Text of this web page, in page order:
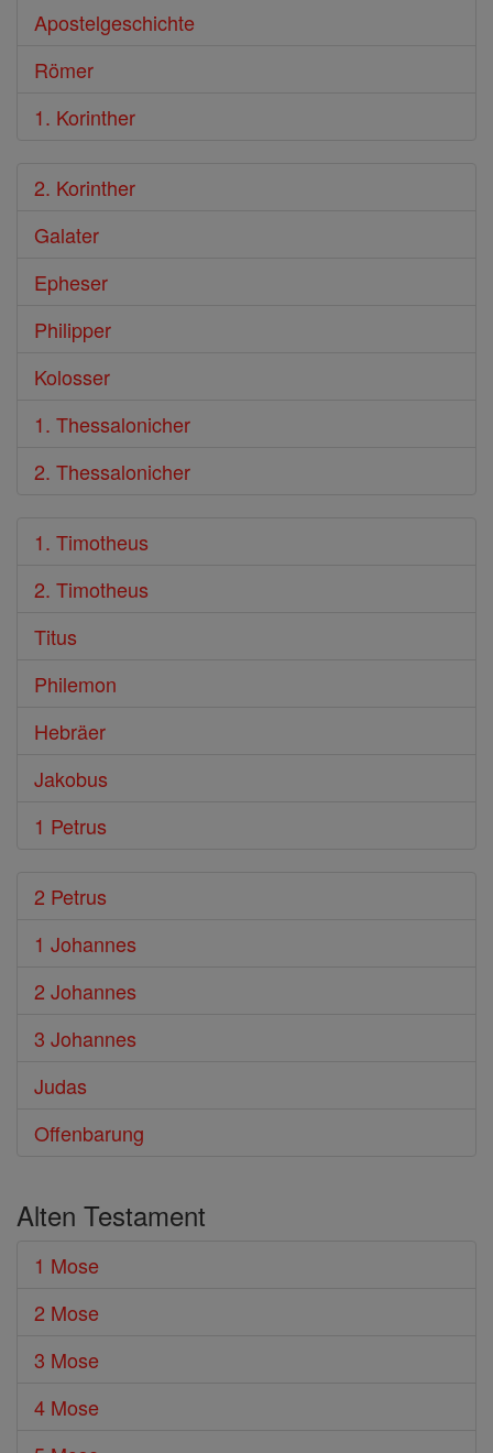
Apostelgeschichte
Römer
1. Korinther
2. Korinther
Galater
Epheser
Philipper
Kolosser
1. Thessalonicher
2. Thessalonicher
1. Timotheus
2. Timotheus
Titus
Philemon
Hebräer
Jakobus
1 Petrus
2 Petrus
1 Johannes
2 Johannes
3 Johannes
Judas
Offenbarung
Alten Testament
1 Mose
2 Mose
3 Mose
4 Mose